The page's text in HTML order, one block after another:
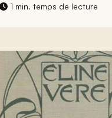
1 min. temps de lecture